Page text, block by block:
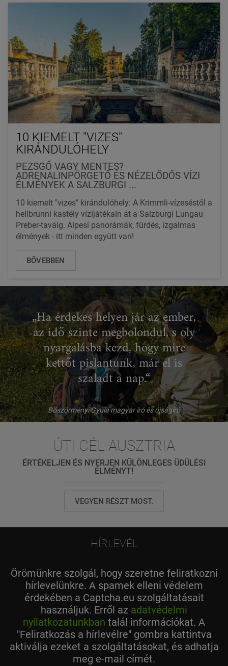
10 KIEMELT "VIZES"
KIRÁNDULÓHELY
PEZSGŐ VAGY MENTES?
ADRENALINPÖRGETŐ ÉS NÉZELŐDŐS VÍZI
ÉLMÉNYEK A SALZBURGI ...
10 kiemelt "vizes" kirándulóhely: A Krimmli-vízeséstől a
hellbrunni kastély vízijátékain át a Salzburgi Lungau
Preber-taváig. Alpesi panorámák, fürdés, izgalmas
élmények - itt minden együtt van!
BŐVEBBEN
„Ha érdekes helyen jár az ember,
az idő szinte megbolondul, s oly
nyargalásba kezd, hogy mire
kettőt pislantunk, már el is
szaladt a nap.“
Böszörményi Gyula magyar író és újságíró
ÚTI CÉL AUSZTRIA
ÉRTÉKELJEN ÉS NYERJEN KÜLÖNLEGES ÜDÜLÉSI
ÉLMÉNYT!
VEGYEN RÉSZT MOST.
HÍRLEVÉL
Örömünkre szolgál, hogy szeretne feliratkozni
hírlevelünkre. A spamek elleni védelem
érdekében a Captcha.eu szolgáltatásait
használjuk. Erről az adatvédelmi
nyilatkozatunkban talál információkat. A
"Feliratkozás a hírlevélre" gombra kattintva
aktiválja ezeket a szolgáltatásokat, és adhatja
meg e-mail címét.